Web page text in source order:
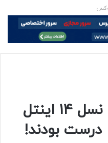
قیمت پردازنده‌های نسل ۱۴ اینتل
بودند!